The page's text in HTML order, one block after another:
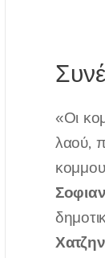
«Οι
λαού,